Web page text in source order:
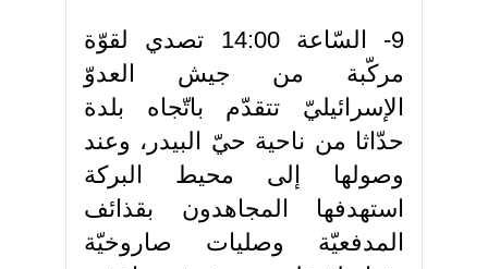
9- السّاعة 14:00 تصدي لقوّة
مركّبة من جيش العدوّ
الإسرائيليّ تتقدّم باتّجاه بلدة
حدّاثا من ناحية حيّ البيدر، وعند
وصولها إلى محيط البركة
استهدفها المجاهدون بقذائف
المدفعيّة وصليات صاروخيّة